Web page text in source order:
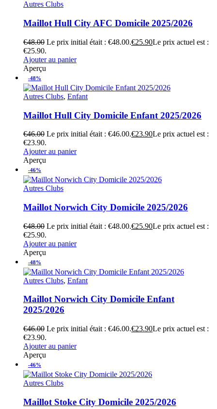
Autres Clubs
Maillot Hull City AFC Domicile 2025/2026
€48.00 Le prix initial était : €48.00.€25.90Le prix actuel est :
€25.90.
Ajouter au panier
Aperçu
-48%
Autres Clubs, Enfant
Maillot Hull City Domicile Enfant 2025/2026
€46.00 Le prix initial était : €46.00.€23.90Le prix actuel est :
€23.90.
Ajouter au panier
Aperçu
-46%
Autres Clubs
Maillot Norwich City Domicile 2025/2026
€48.00 Le prix initial était : €48.00.€25.90Le prix actuel est :
€25.90.
Ajouter au panier
Aperçu
-48%
Autres Clubs, Enfant
Maillot Norwich City Domicile Enfant
2025/2026
€46.00 Le prix initial était : €46.00.€23.90Le prix actuel est :
€23.90.
Ajouter au panier
Aperçu
-46%
Autres Clubs
Maillot Stoke City Domicile 2025/2026